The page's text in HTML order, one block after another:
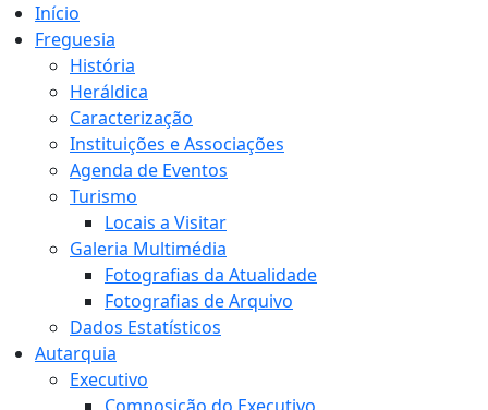
Início
Freguesia
História
Heráldica
Caracterização
Instituições e Associações
Agenda de Eventos
Turismo
Locais a Visitar
Galeria Multimédia
Fotografias da Atualidade
Fotografias de Arquivo
Dados Estatísticos
Autarquia
Executivo